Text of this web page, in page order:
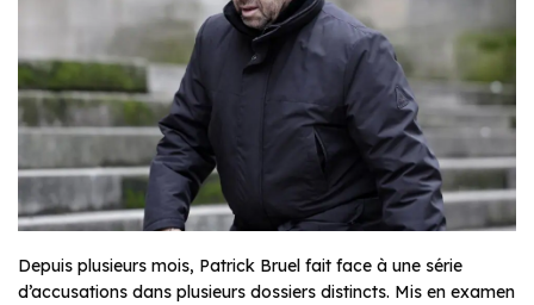
Depuis plusieurs mois, Patrick Bruel fait face à une série
d’accusations dans plusieurs dossiers distincts. Mis en examen